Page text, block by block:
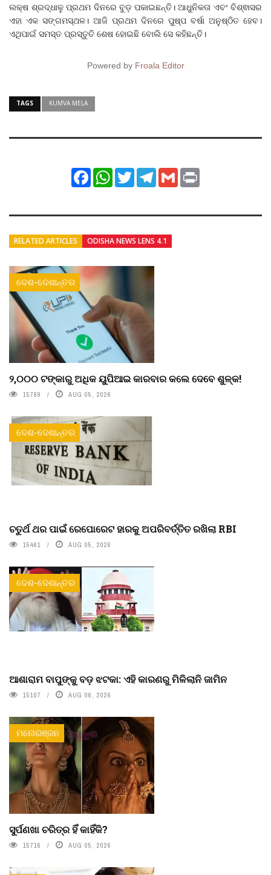
ଲକ୍ଷ ଶ୍ରଦ୍ଧାଳୁ ପ୍ରଥମ ଦିନରେ ବୁଡ଼ ପକାଇଛନ୍ତି। ଆଧୁନିକତା ଏବଂ ବିଶ୍ଵାସର
ଏହା ଏକ ସଙ୍ଗମସ୍ଥଳ। ଆଜି ପ୍ରଥମ ଦିନରେ ପୁଷ୍ପ ବର୍ଷା ଅନୁଷ୍ଠିତ ହେବ।
ଏଥିପାଇଁ ସମସ୍ତ ପ୍ରସ୍ତୁତି ଶେଷ ହୋଇଛି ବୋଲି ସେ କହିଛନ୍ତି।
Powered by Froala Editor
TAGS KUMVA MELA
FacebookWhatsApp
TwitterTelegram
Gmail
RELATED ARTICLES ODISHA NEWS LENS 4.1
ଦେଶ-ଦେଶାନ୍ତର
୨,୦୦୦ ଟଙ୍କାରୁ ଅଧିକ ୟୁପିଆଇ କାରବାର କଲେ ଦେବେ ଶୁଳ୍କ!
15789 AUG 05, 2026
ଦେଶ-ଦେଶାନ୍ତର
ଚତୁର୍ଥ ଥର ପାଇଁ ରେପୋରେଟ ହାରକୁ ଅପରିବର୍ତ୍ତିତ ରଖିଲା RBI
15461 AUG 05, 2026
ଦେଶ-ଦେଶାନ୍ତର
ଆଶାରାମ ବାପୁଙ୍କୁ ବଡ଼ ଝଟକା: ଏହି କାରଣରୁ ମିଳିଲାନି ଜାମିନ
15107 AUG 06, 2026
ମନୋରଞ୍ଜନ
ସୁର୍ପଣଖା ଚରିତ୍ର ହିଁ କାହିଁକି?
15716 AUG 05, 2026